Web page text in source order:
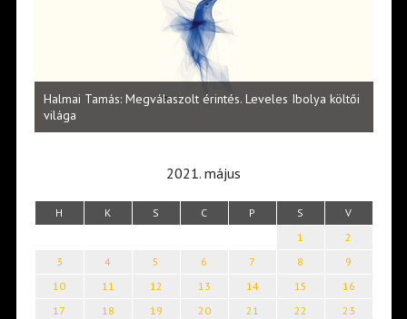
Halmai Tamás: Megválaszolt érintés. Leveles Ibolya költői
világa
2021. május
H K S C P S V
1
2
3
4 5 6 7 8
9
10
11 12 13 14 15
16
17
18 19 20 21 22
23